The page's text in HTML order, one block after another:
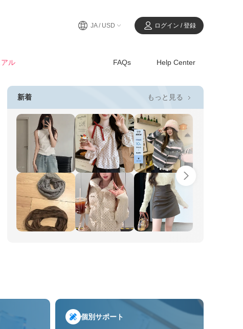
JA / USD ログイン / 登録
ル FAQs Help Center
新着 もっと見る 
個別サポート